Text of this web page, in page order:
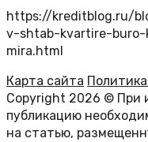
https://kreditblog.ru/
v-shtab-kvartire-
mira.html
Карта сайта
Copyright 2026 © При
публикацию
на статью,